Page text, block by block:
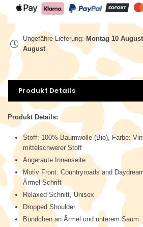
Ungefähre Lieferung: Montag 10 August
August.
Produkt Details
Produkt Details:
Stoff: 100% Baumwolle (Bio), Farbe:
mittelschwerer Stoff
Angeraute Innenseite
Motiv Front: Countryroads and
Ärmel Schrift
Relaxed Schnitt, Unisex
Dropped Shoulder
Bündchen an Ärmel und unterem Saum